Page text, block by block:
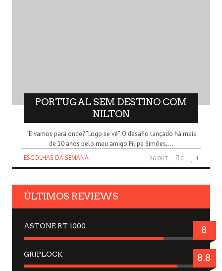
PORTUGAL SEM DESTINO COM
NILTON
“E vamos para onde? ”Logo se vê”. O desafio lançado há mais
de 10 anos pelo meu amigo Filipe Simões,...
ESCOLHAS DA SEMANA
26 OUT 0 4
ÚLTIMOS REVIEWS
ASTONE RT 1000 8
GRIPLOCK 8.8